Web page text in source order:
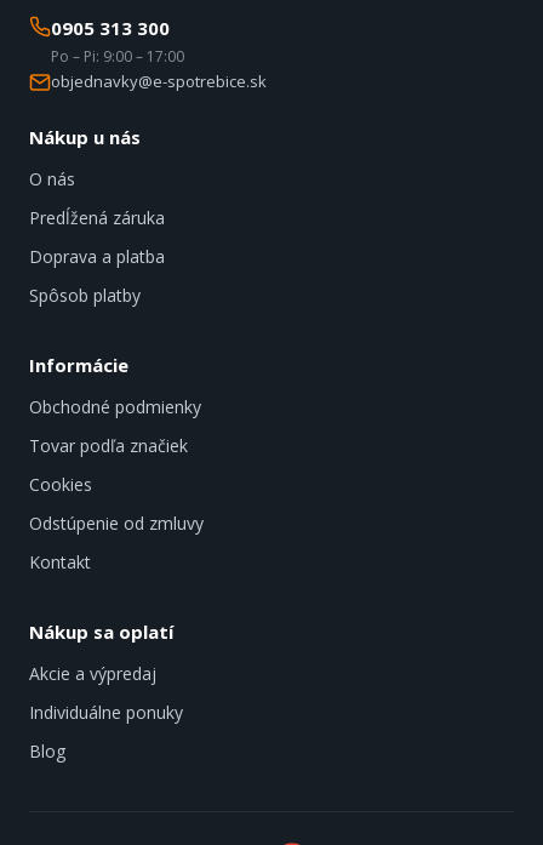
0905 313 300
Po – Pi: 9:00 – 17:00
objednavky@e-spotrebice.sk
Nákup u nás
O nás
Predĺžená záruka
Doprava a platba
Spôsob platby
Informácie
Obchodné podmienky
Tovar podľa značiek
Cookies
Odstúpenie od zmluvy
Kontakt
Nákup sa oplatí
Akcie a výpredaj
Individuálne ponuky
Blog